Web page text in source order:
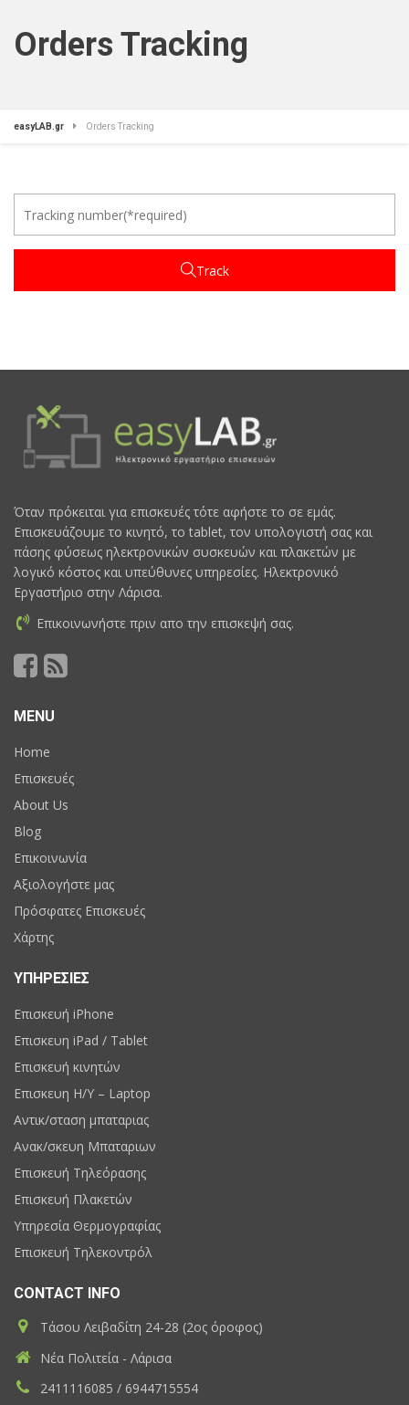
Orders Tracking
easyLAB.gr Orders Tracking
Track
Όταν πρόκειται για επισκευές τότε αφήστε το σε εμάς.
Επισκευάζουμε το κινητό, το tablet, τον υπολογιστή σας και
πάσης φύσεως ηλεκτρονικών συσκευών και πλακετών με
λογικό κόστος και υπεύθυνες υπηρεσίες. Ηλεκτρονικό
Εργαστήριο στην Λάρισα.
Επικοινωνήστε πριν απο την επισκεψή σας.
MENU
Home
Επισκευές
About Us
Blog
Επικοινωνία
Αξιολογήστε μας
Πρόσφατες Επισκευές
Χάρτης
ΥΠΗΡΕΣΙΕΣ
Επισκευή iPhone
Επισκευη iPad / Tablet
Επισκευή κινητών
Επισκευη H/Y – Laptop
Αντικ/σταση μπαταριας
Ανακ/σκευη Μπαταριων
Επισκευή Τηλεόρασης
Επισκευή Πλακετών
Υπηρεσία Θερμογραφίας
Επισκευή Τηλεκοντρόλ
CONTACT INFO
Τάσου Λειβαδίτη 24-28 (2ος όροφος)
Νέα Πολιτεία - Λάρισα
2411116085 / 6944715554